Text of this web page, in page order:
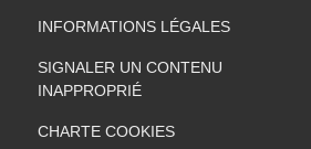
INFORMATIONS LÉGALES
SIGNALER UN CONTENU
INAPPROPRIÉ
CHARTE COOKIES